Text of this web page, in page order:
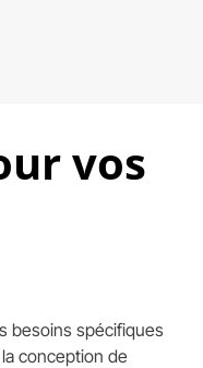
vos
besoins spécifiques
conception de